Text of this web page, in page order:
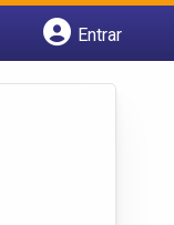
Entrar